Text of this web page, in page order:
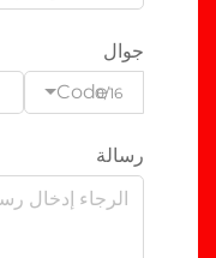
جوال
Code0/16
رسالة